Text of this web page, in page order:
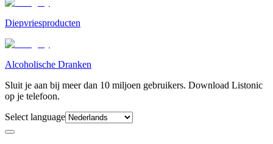
Diepvriesproducten
Alcoholische Dranken
Sluit je aan bij meer dan 10 miljoen gebruikers. Download Listonic
op je telefoon.
Select language